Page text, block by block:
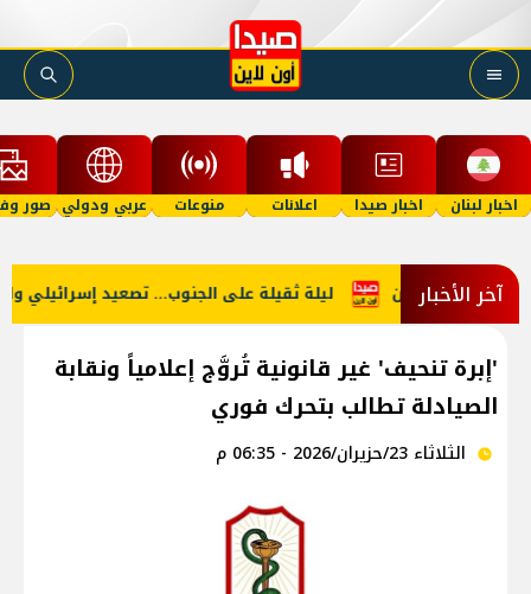
اخبار لبنان اخبار صيدا اعلانات منوعات عربي ودولي صور
آخر الأخبار ليلة ثقيلة على الجنوب... تصعيد إسرائيلي حركة السفن
'إبرة تنحيف' غير قانونية تُروَّج إعلامياً ونقابة
الصيادلة تطالب بتحرك فوري
الثلاثاء 23/حزيران/2026 - 06:35 م